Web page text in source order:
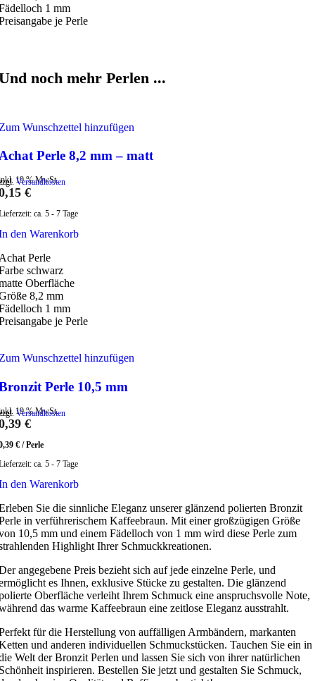
1 mm
je Perle
noch mehr Perlen ...
Wunschzettel hinzufügen
Perle 8,2 mm – matt
19 % MwSt.
Versandkosten
€
ca. 5 - 7 Tage
den Warenkorb
Perle
schwarz
Oberfläche
8,2 mm
1 mm
je Perle
Wunschzettel hinzufügen
Perle 10,5 mm
19 % MwSt.
Versandkosten
€
€ /Perle
ca. 5 - 7 Tage
den Warenkorb
Sie die sinnliche Eleganz unserer glänzend polierten Bronzit
in verführerischem Kaffeebraun. Mit einer großzügigen Größe
10,5 mm und einem Fädelloch von 1 mm wird diese Perle zum
Highlight Ihrer Schmuckkreationen.
angegebene Preis bezieht sich auf jede einzelne Perle, und
es Ihnen, exklusive Stücke zu gestalten. Die glänzend
Oberfläche verleiht Ihrem Schmuck eine anspruchsvolle Note,
das warme Kaffeebraun eine zeitlose Eleganz ausstrahlt.
für die Herstellung von auffälligen Armbändern, markanten
und anderen individuellen Schmuckstücken. Tauchen Sie ein in
Welt der Bronzit Perlen und lassen Sie sich von ihrer natürlichen
inspirieren. Bestellen Sie jetzt und gestalten Sie Schmuck,